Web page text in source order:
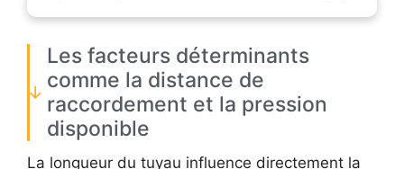
Les facteurs déterminants
comme la distance de
raccordement et la pression
disponible
La longueur du tuyau influence directement la